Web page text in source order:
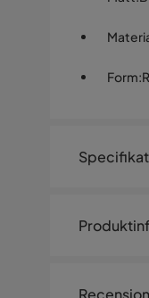
Form:
Storlek